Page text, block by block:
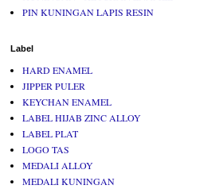
PIN KUNINGAN LAPIS RESIN
Label
HARD ENAMEL
JIPPER PULER
KEYCHAN ENAMEL
LABEL HIJAB ZINC ALLOY
LABEL PLAT
LOGO TAS
MEDALI ALLOY
MEDALI KUNINGAN